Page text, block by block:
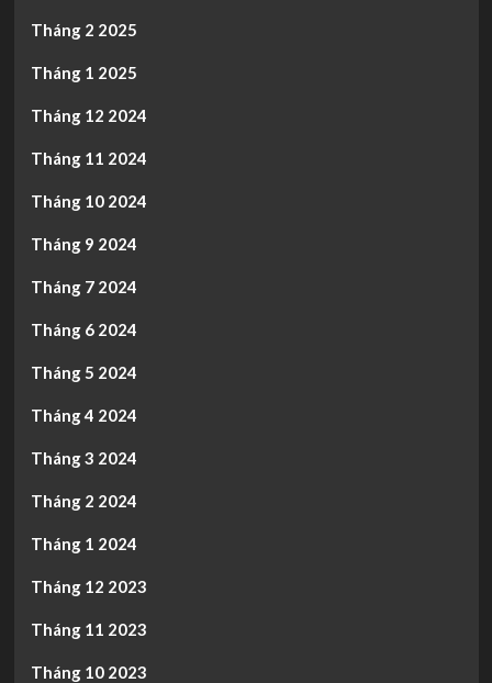
Tháng 2 2025
Tháng 1 2025
Tháng 12 2024
Tháng 11 2024
Tháng 10 2024
Tháng 9 2024
Tháng 7 2024
Tháng 6 2024
Tháng 5 2024
Tháng 4 2024
Tháng 3 2024
Tháng 2 2024
Tháng 1 2024
Tháng 12 2023
Tháng 11 2023
Tháng 10 2023